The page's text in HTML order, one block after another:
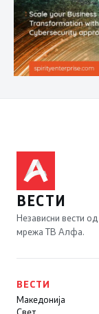
ВЕСТИ
Независни вести
мрежа ТВ Алфа.
ВЕСТИ
Македонија